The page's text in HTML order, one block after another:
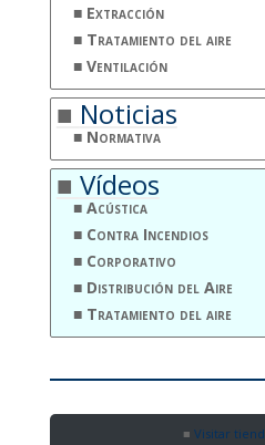
Extracción
Tratamiento del aire
Ventilación
Noticias
Normativa
Vídeos
Acústica
Contra Incendios
Corporativo
Distribución del Aire
Tratamiento del aire
Visitar